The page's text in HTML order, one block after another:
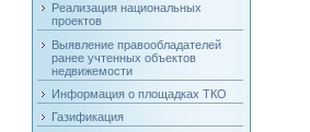
Реализация национальных
проектов
Выявление правообладателей
ранее учтенных объектов
недвижемости
Информация о площадках ТКО
Газификация